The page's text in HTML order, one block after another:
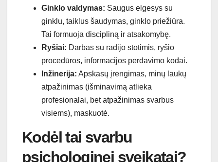
Ginklo valdymas: Saugus elgesys su
ginklu, taiklus šaudymas, ginklo priežiūra.
Tai formuoja discipliną ir atsakomybę.
Ryšiai: Darbas su radijo stotimis, ryšio
procedūros, informacijos perdavimo kodai.
Inžinerija: Apskasų įrengimas, minų laukų
atpažinimas (išminavimą atlieka
profesionalai, bet atpažinimas svarbus
visiems), maskuotė.
Kodėl tai svarbu
psichologinei sveikatai?